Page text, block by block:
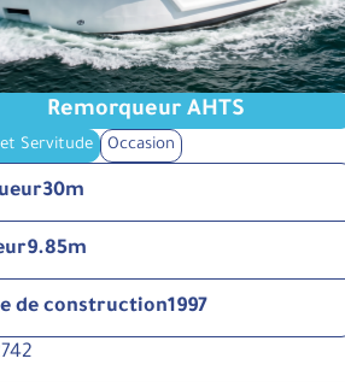
Remorqueur AHTS
et Servitude Occasion
30m
9.85m
de construction1997